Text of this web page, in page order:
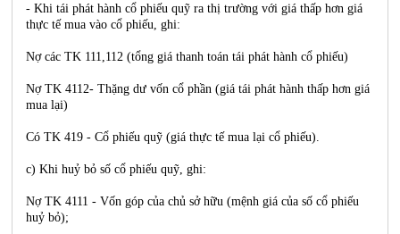
- Khi tái phát hành cổ phiếu quỹ ra thị trường với giá thấp hơn giá
thực tế mua vào cổ phiếu, ghi:
Nợ các TK 111,112 (tổng giá thanh toán tái phát hành cổ phiếu)
Nợ TK 4112- Thặng dư vốn cổ phần (giá tái phát hành thấp hơn giá
mua lại)
Có TK 419 - Cổ phiếu quỹ (giá thực tế mua lại cổ phiếu).
c) Khi huỷ bỏ số cổ phiếu quỹ, ghi:
Nợ TK 4111 - Vốn góp của chủ sở hữu (mệnh giá của số cổ phiếu
huỷ bỏ);